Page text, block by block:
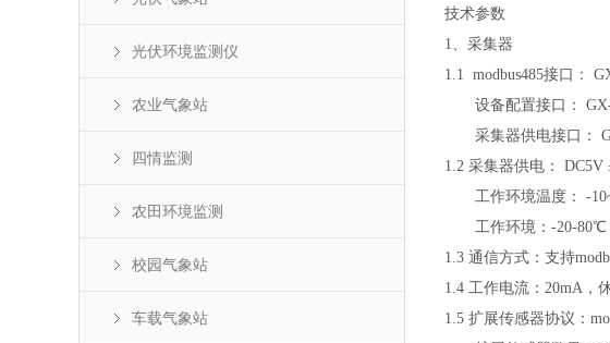
光伏环境监测仪
农业气象站
四情监测
农田环境监测
校园气象站
车载气象站
技术参数
1、采集器
1.1 modbus485接口：
设备配置接口： GX-
采集器供电接口：
1.2 采集器供电：
工作环境温度： -
工作环境：-20-80℃
1.3 通信方式：支持
1.4 工作电流：20mA，
1.5 扩展传感器协议：